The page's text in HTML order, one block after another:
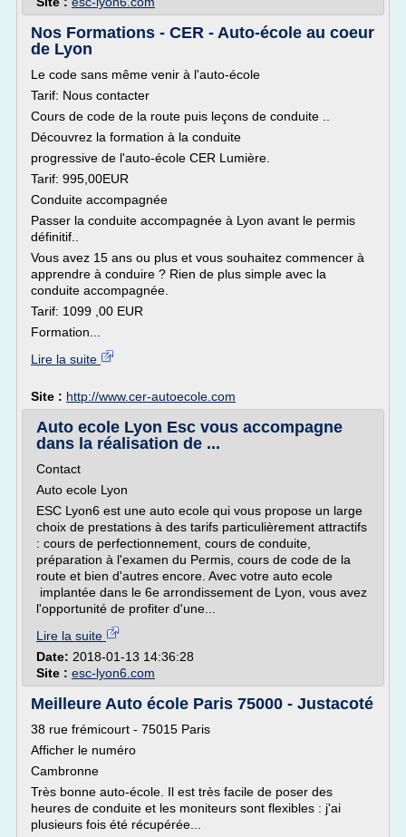
Nos Formations - CER - Auto-école au coeur
de Lyon
Le code sans même venir à l'auto-école
Tarif: Nous contacter
Cours de code de la route puis leçons de conduite ..
Découvrez la formation à la conduite
progressive de l'auto-école CER Lumière.
Tarif: 995,00EUR
Conduite accompagnée
Passer la conduite accompagnée à Lyon avant le permis
définitif..
Vous avez 15 ans ou plus et vous souhaitez commencer à
apprendre à conduire ? Rien de plus simple avec la
conduite accompagnée.
Tarif: 1099 ,00 EUR
Formation...
Lire la suite
Site : http://www.cer-autoecole.com
Auto ecole Lyon Esc vous accompagne
dans la réalisation de ...
Contact
Auto ecole Lyon
ESC Lyon6 est une auto ecole qui vous propose un large
choix de prestations à des tarifs particulièrement attractifs
: cours de perfectionnement, cours de conduite,
préparation à l'examen du Permis, cours de code de la
route et bien d'autres encore. Avec votre auto ecole
implantée dans le 6e arrondissement de Lyon, vous avez
l'opportunité de profiter d'une...
Lire la suite
Date: 2018-01-13 14:36:28
Site : esc-lyon6.com
Meilleure Auto école Paris 75000 - Justacoté
38 rue frémicourt - 75015 Paris
Afficher le numéro
Cambronne
Très bonne auto-école. Il est très facile de poser des
heures de conduite et les moniteurs sont flexibles : j'ai
plusieurs fois été récupérée...